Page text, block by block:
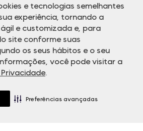
e tecnologias semelhantes
experiência, tornando a
e customizada e, para
site conforme suas
os seus hábitos e o seu
você pode visitar a
.
Preferências avançadas
- Todos os direitos reservados. A Dudalina
de estoque a qualquer momento.
de dúvidas:0800 770 5510.
das 8h às 20h de segunda a sexta-feira e